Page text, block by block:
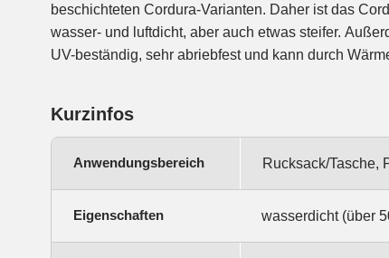
beschichteten Cordura-Varianten. Daher ist das
wasser- und luftdicht, aber auch etwas steifer.
UV-beständig, sehr abriebfest und kann durch
texturierten und dadurch im Griff angenehmen
Taschen, Rucksäcke, Fahrradtaschen,
Kurzinfos
Anwendungsbereich Rucksack/Tasche,
Eigenschaften wasserdicht (über